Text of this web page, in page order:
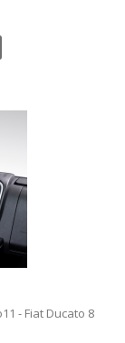
- Fiat Ducato 8